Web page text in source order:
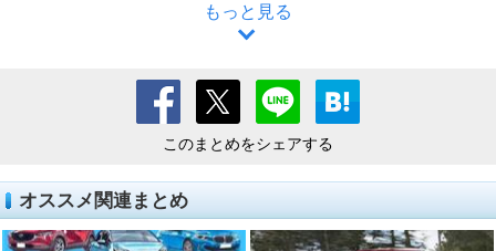
もっと見る
このまとめをシェアする
オススメ関連まとめ